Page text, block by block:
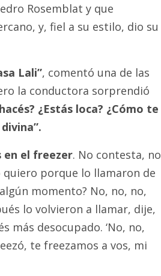
Rosemblat y que
y, fiel a su estilo, dio su
Lali”, comentó una de las
la conductora sorprendió
¿Estás loca? ¿Cómo te
en el freezer. No contesta, no
quiero porque lo llamaron de
momento? No, no, no,
lo volvieron a llamar, dije,
más desocupado. ‘No, no,
te freezamos a vos, mi